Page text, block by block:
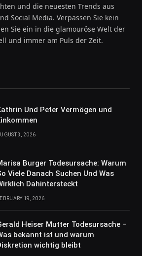
und die neuesten Trends aus
Social Media. Verpassen Sie kein
Sie ein in die glamouröse Welt der
und immer am Puls der Zeit.
Und Peter Vermögen und
3, 2026
Burger Todesursache: Warum
Viele Danach Suchen Und Was
Dahintersteckt
19, 2026
Heiser Mutter Todesursache –
bekannt ist und warum
wichtig bleibt